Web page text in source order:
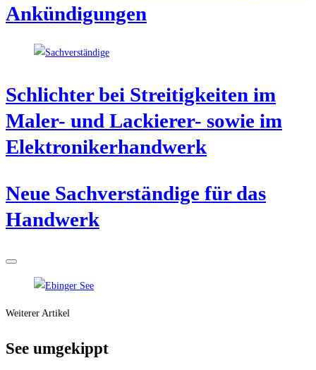
Ankündigungen
Schlich­ter bei Strei­tig­kei­ten im
Maler- und Lackie­rer- sowie im
Elektronikerhandwerk
Neue Sach­ver­stän­di­ge für das
Handwerk
Weiterer Artikel
See umge­kippt